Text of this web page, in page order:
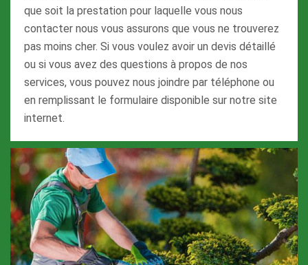
que soit la prestation pour laquelle vous nous
contacter nous vous assurons que vous ne trouverez
pas moins cher. Si vous voulez avoir un devis détaillé
ou si vous avez des questions à propos de nos
services, vous pouvez nous joindre par téléphone ou
en remplissant le formulaire disponible sur notre site
internet.